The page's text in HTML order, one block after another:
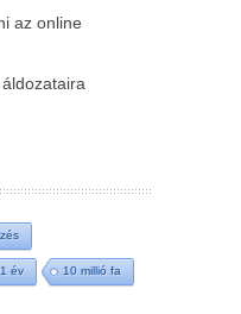
az online
1 év 10 millió fa